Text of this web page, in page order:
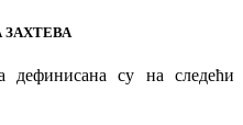
дефинисана су на следeћи